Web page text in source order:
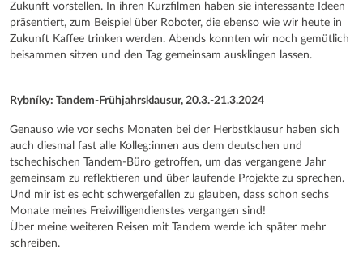
Zukunft vorstellen. In ihren Kurzfilmen haben sie interessante Ideen
präsentiert, zum Beispiel über Roboter, die ebenso wie wir heute in
Zukunft Kaffee trinken werden. Abends konnten wir noch gemütlich
beisammen sitzen und den Tag gemeinsam ausklingen lassen.
Rybníky: Tandem-Frühjahrsklausur, 20.3.-21.3.2024
Genauso wie vor sechs Monaten bei der Herbstklausur haben sich
auch diesmal fast alle Kolleg:innen aus dem deutschen und
tschechischen Tandem-Büro getroffen, um das vergangene Jahr
gemeinsam zu reflektieren und über laufende Projekte zu sprechen.
Und mir ist es echt schwergefallen zu glauben, dass schon sechs
Monate meines Freiwilligendienstes vergangen sind!
Über meine weiteren Reisen mit Tandem werde ich später mehr
schreiben.